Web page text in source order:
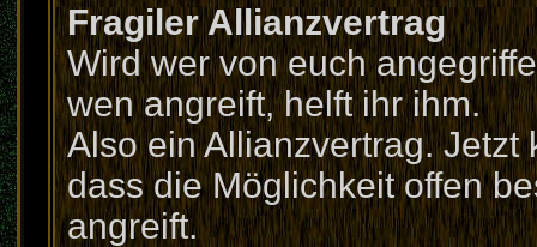
Fragiler Allianzvertrag
Wird wer von euch
wen angreift, helft ihr ihm.
Also ein Allianzvertrag.
dass die Möglichkeit offen
angreift.